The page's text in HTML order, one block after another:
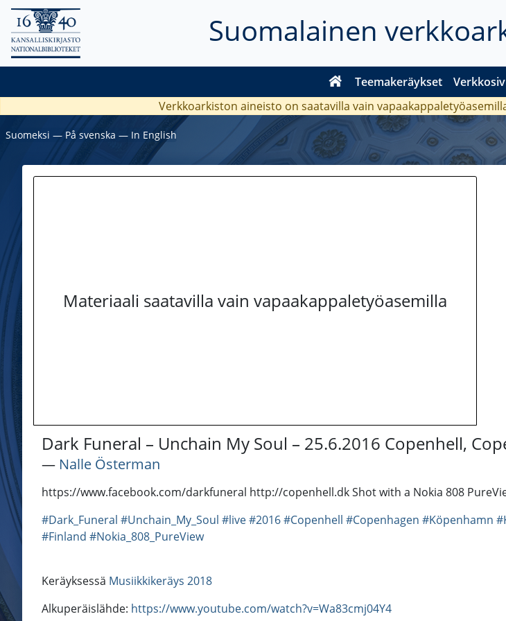
Suomalainen
Teemakeräykset
Verkkoarkiston aineisto on saatavilla vain
Suomeksi ― På svenska ― In English
Materiaali saatavilla vain vapaakappaletyöasemilla
Dark Funeral – Unchain My Soul – 25.6.2016 Copenhell,
― Nalle Österman
https://www.facebook.com/darkfuneral http://copenhell.dk Shot with a Nokia 808
#Dark_Funeral #Unchain_My_Soul #live#2016#Copenhell #Copenhagen #Köpenhamn
#Finland #Nokia_808_PureView
Keräyksessä Musiikkikeräys 2018
Alkuperäislähde: https://www.youtube.com/watch?v=Wa83cmj04Y4